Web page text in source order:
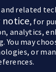
op
related
notice, for
analytics,
You may
or